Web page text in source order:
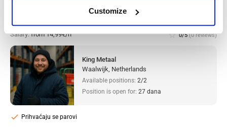
Customize
Waalwijk, u Nizozemskoj
Salary:from 14,99€/h star_border 0/5(0 reviews)
King Metaal
Waalwijk, Netherlands
Available positions: 2/2
Position is open for: 27 dana
Prihvaćaju se parovi
check